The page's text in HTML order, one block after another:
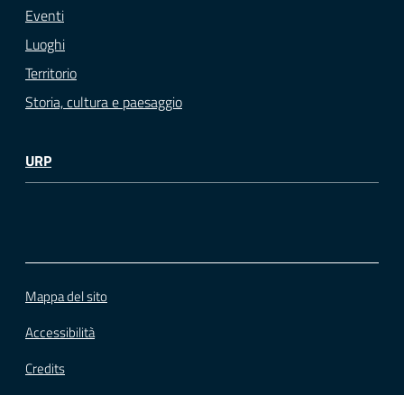
Eventi
Luoghi
Territorio
Storia, cultura e paesaggio
URP
Mappa del sito
Accessibilità
Credits